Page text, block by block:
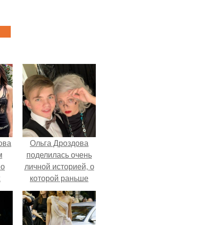
Ольга Дроздова
поделилась очень
личной историей, о
которой раньше
почти не говорила.